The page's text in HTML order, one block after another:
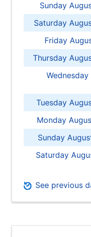
Sunday
Saturday
Friday
Thursday
Tuesday
Monday
Sunday
Saturday
See previous